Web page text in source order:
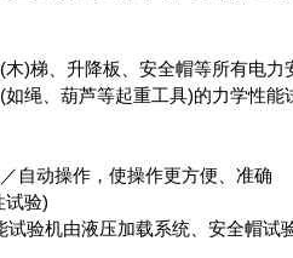
)梯、升降板、安全帽等所有电力
绳、葫芦等起重工具)的力学性能
自动操作，使操作更方便、准确
试验)
试验机由液压加载系统、安全帽试